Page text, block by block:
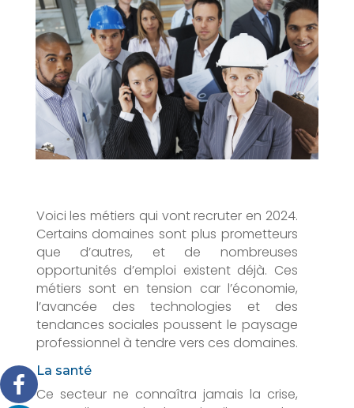
Voici les métiers qui vont recruter en 2024.
Certains domaines sont plus prometteurs
que d’autres, et de nombreuses
opportunités d’emploi existent déjà. Ces
métiers sont en tension car l’économie,
l’avancée des technologies et des
tendances sociales poussent le paysage
professionnel à tendre vers ces domaines.
La santé
Ce secteur ne connaîtra jamais la crise,